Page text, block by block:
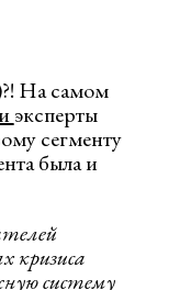
На самом
эксперты
сегменту
была и
кризиса
систему